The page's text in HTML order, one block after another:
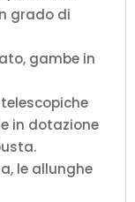
grado di
gambe in
in dotazione
le allunghe